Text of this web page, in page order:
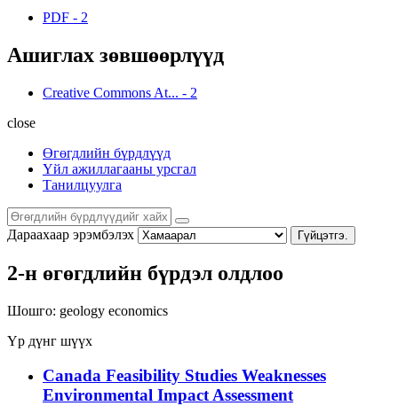
PDF - 2
Ашиглах зөвшөөрлүүд
Creative Commons At... - 2
close
Өгөгдлийн бүрдлүүд
Үйл ажиллагааны урсгал
Танилцуулга
Дараахаар эрэмбэлэх Гүйцэтгэ.
2-н өгөгдлийн бүрдэл олдлоо
Шошго: geology economics
Үр дүнг шүүх
Canada Feasibility Studies Weaknesses
Environmental Impact Assessment